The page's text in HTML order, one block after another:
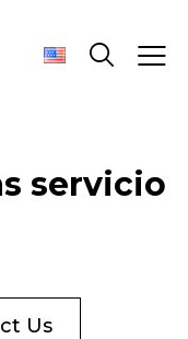
servicio
Us